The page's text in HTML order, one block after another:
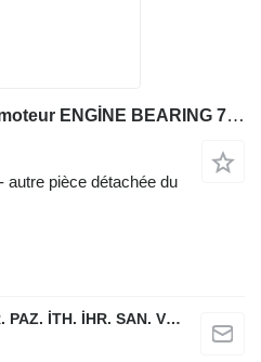
Autre pièce détachée du moteur ENGİNE BEARING 7620062 pour chargeuse sur pneus Liebherr L538,L542,L544,L554,L550,L556,L566,L576L580
autre pièce détachée du
ANKAPAR İŞ MAK. YED. PAR. PAZ. İTH. İHR. SAN. VE TİC. LTD. ŞTİ.